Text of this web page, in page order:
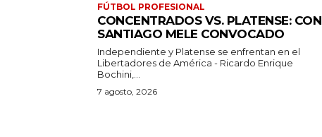
FÚTBOL PROFESIONAL
CONCENTRADOS VS. PLATENSE: CON
SANTIAGO MELE CONVOCADO
Independiente y Platense se enfrentan en el
Libertadores de América - Ricardo Enrique
Bochini,...
7 agosto, 2026